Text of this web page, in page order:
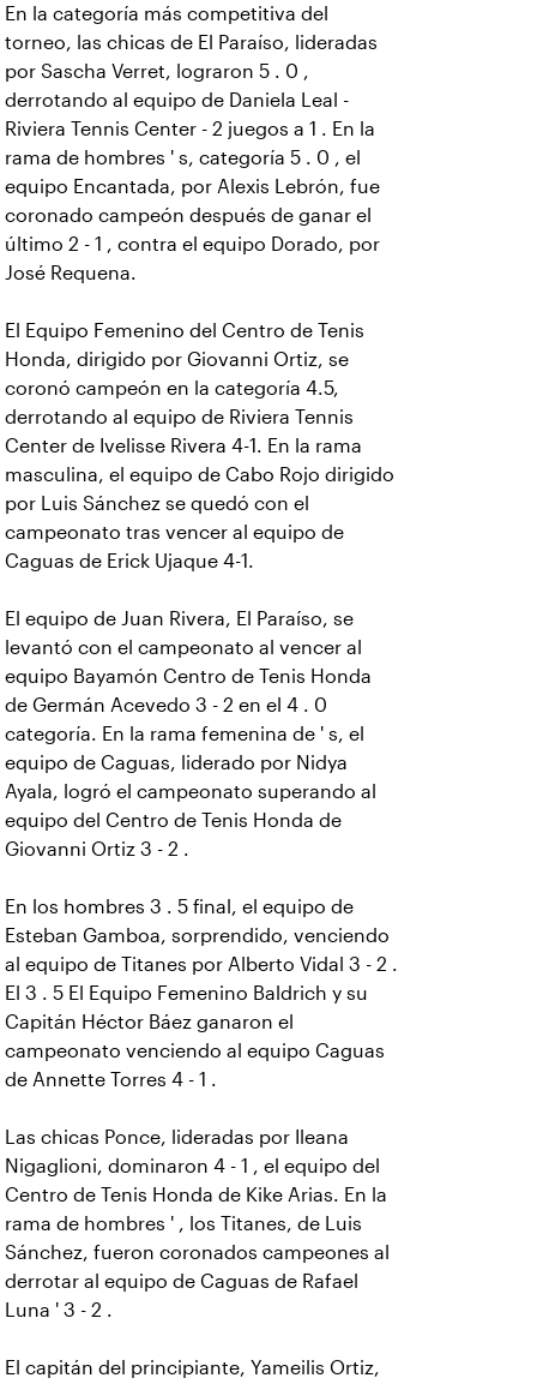
En la categoría más competitiva del
torneo, las chicas de El Paraíso, lideradas
por Sascha Verret, lograron 5 . 0 ,
derrotando al equipo de Daniela Leal -
Riviera Tennis Center - 2 juegos a 1 . En la
rama de hombres ' s, categoría 5 . 0 , el
equipo Encantada, por Alexis Lebrón, fue
coronado campeón después de ganar el
último 2 - 1 , contra el equipo Dorado, por
José Requena.
El Equipo Femenino del Centro de Tenis
Honda, dirigido por Giovanni Ortiz, se
coronó campeón en la categoría 4.5,
derrotando al equipo de Riviera Tennis
Center de Ivelisse Rivera 4-1. En la rama
masculina, el equipo de Cabo Rojo dirigido
por Luis Sánchez se quedó con el
campeonato tras vencer al equipo de
Caguas de Erick Ujaque 4-1.
El equipo de Juan Rivera, El Paraíso, se
levantó con el campeonato al vencer al
equipo Bayamón Centro de Tenis Honda
de Germán Acevedo 3 - 2 en el 4 . 0
categoría. En la rama femenina de ' s, el
equipo de Caguas, liderado por Nidya
Ayala, logró el campeonato superando al
equipo del Centro de Tenis Honda de
Giovanni Ortiz 3 - 2 .
En los hombres 3 . 5 final, el equipo de
Esteban Gamboa, sorprendido, venciendo
al equipo de Titanes por Alberto Vidal 3 - 2 .
El 3 . 5 El Equipo Femenino Baldrich y su
Capitán Héctor Báez ganaron el
campeonato venciendo al equipo Caguas
de Annette Torres 4 - 1 .
Las chicas Ponce, lideradas por Ileana
Nigaglioni, dominaron 4 - 1 , el equipo del
Centro de Tenis Honda de Kike Arias. En la
rama de hombres ' , los Titanes, de Luis
Sánchez, fueron coronados campeones al
derrotar al equipo de Caguas de Rafael
Luna ' 3 - 2 .
El capitán del principiante, Yameilis Ortiz,